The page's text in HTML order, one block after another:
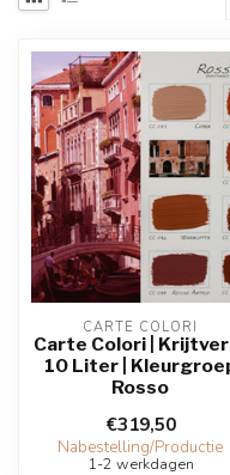
CARTE COLORI
Carte Colori |
10 Liter |
Rosso
€319,50
Nabestelling/Productie
1-2 werkdagen